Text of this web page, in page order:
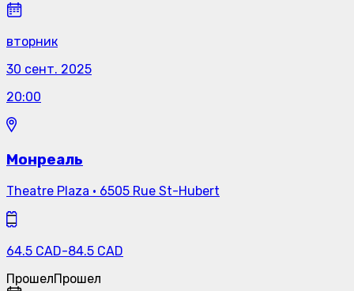
вторник
30 сент. 2025
20:00
Монреаль
Theatre Plaza · 6505 Rue St-Hubert
64.5 CAD-84.5 CAD
ПрошелПрошел